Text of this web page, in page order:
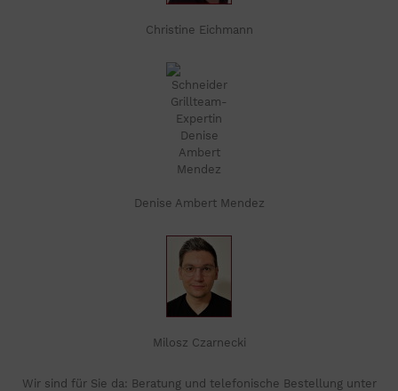
Christine Eichmann
Denise Ambert Mendez
Milosz Czarnecki
Wir sind für Sie da: Beratung und telefonische Bestellung unter